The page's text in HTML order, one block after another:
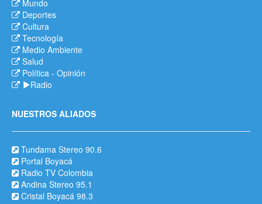
Mundo
Deportes
Cultura
Tecnología
Medio Ambiente
Salud
Política - Opinión
Radio
NUESTROS ALIADOS
Tundama Stereo 90.6
Portal Boyacá
Radio TV Colombia
Andina Stereo 95.1
Cristal Boyacá 98.3